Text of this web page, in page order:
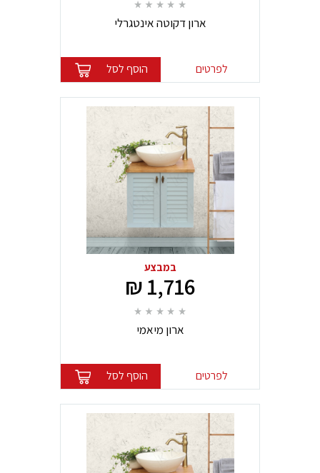
ארון דקוטה אינטגרלי
לפרטים הוסף לסל
במבצע
1,716 ₪
ארון מיאמי
לפרטים הוסף לסל